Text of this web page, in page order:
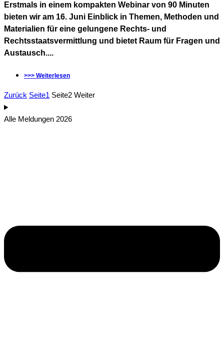
Erstmals in einem kompakten Webinar von 90 Minuten
bieten wir am 16. Juni Einblick in Themen, Methoden und
Materialien für eine gelungene Rechts- und
Rechtsstaatsvermittlung und bietet Raum für Fragen und
Austausch....
>>> Weiterlesen
Zurück Seite1 Seite2 Weiter
Alle Meldungen 2026